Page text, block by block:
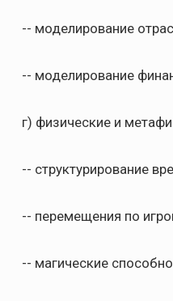
-- моделирование
-- моделирование
г) физические и
-- структурирование
-- перемещения по
-- магические